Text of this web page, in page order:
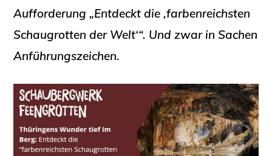
Aufforderung „Entdeckt die ‚farbenreichsten
Schaugrotten der Welt‘“. Und zwar in Sachen
Anführungszeichen.